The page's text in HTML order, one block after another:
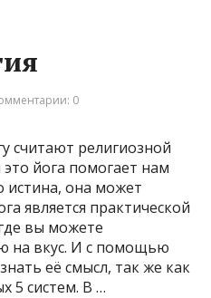
0
считают религиозной
йога помогает нам
истина, она может
является практической
вы можете
на вкус. И с помощью
её смысл, так же как
5 систем. В …